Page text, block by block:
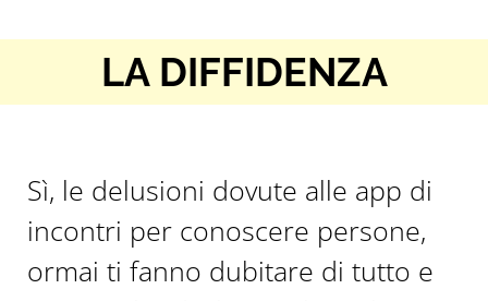
LA DIFFIDENZA
Sì, le delusioni dovute alle app di
incontri per conoscere persone,
ormai ti fanno dubitare di tutto e